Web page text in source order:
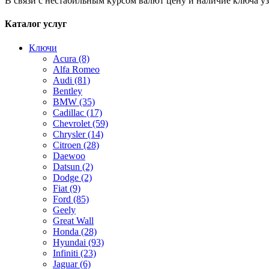
Каталог услуг
Ключи
Acura (8)
Alfa Romeo
Audi (81)
Bentley
BMW (35)
Cadillac (17)
Chevrolet (59)
Chrysler(14)
Citroen (28)
Daewoo
Datsun (2)
Dodge (2)
Fiat (9)
Ford (85)
Geely
Great Wall
Honda (28)
Hyundai (93)
Infiniti (23)
Jaguar(6)